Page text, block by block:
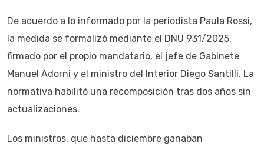
De acuerdo a lo informado por la periodista Paula Rossi,
la medida se formalizó mediante el DNU 931/2025,
firmado por el propio mandatario, el jefe de Gabinete
Manuel Adorni y el ministro del Interior Diego Santilli. La
normativa habilitó una recomposición tras dos años sin
actualizaciones.
Los ministros, que hasta diciembre ganaban